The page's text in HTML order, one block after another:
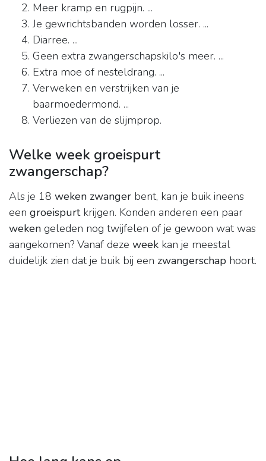
Meer kramp en rugpijn. ...
Je gewrichtsbanden worden losser. ...
Diarree. ...
Geen extra zwangerschapskilo's meer. ...
Extra moe of nesteldrang. ...
Verweken en verstrijken van je
baarmoedermond. ...
Verliezen van de slijmprop.
Welke week groeispurt
zwangerschap?
Als je 18 weken zwanger bent, kan je buik ineens
een groeispurtkrijgen. Konden anderen een paar
weken geleden nog twijfelen of je gewoon wat was
aangekomen? Vanaf deze week kan je meestal
duidelijk zien dat je buik bij een zwangerschap hoort.